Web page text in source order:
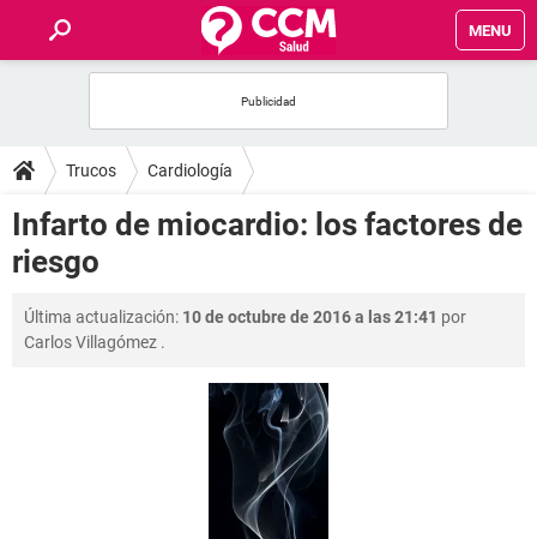
MENU
FOROS
SALUD
FAMILIA
NUTRICIÓN
Trucos Cardiología
Infarto de miocardio: los factores de
riesgo
Última actualización: 10 de octubre de 2016 a las 21:41 por
Carlos Villagómez .